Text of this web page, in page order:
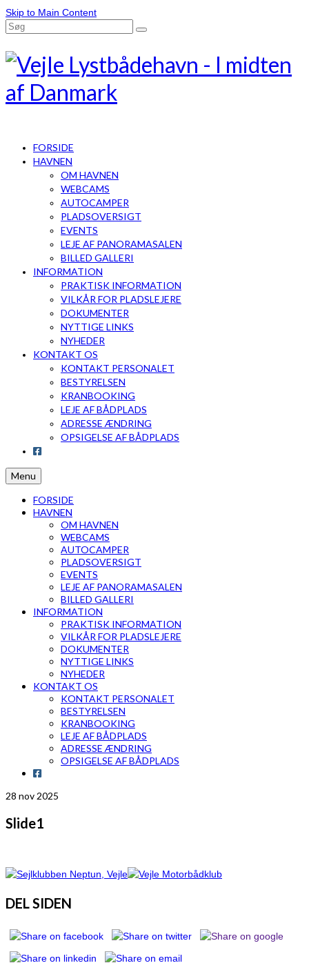
Skip to Main Content
FORSIDE
HAVNEN
OM HAVNEN
WEBCAMS
AUTOCAMPER
PLADSOVERSIGT
EVENTS
LEJE AF PANORAMASALEN
BILLED GALLERI
INFORMATION
PRAKTISK INFORMATION
VILKÅR FOR PLADSLEJERE
DOKUMENTER
NYTTIGE LINKS
NYHEDER
KONTAKT OS
KONTAKT PERSONALET
BESTYRELSEN
KRANBOOKING
LEJE AF BÅDPLADS
ADRESSE ÆNDRING
OPSIGELSE AF BÅDPLADS
Menu
FORSIDE
HAVNEN
OM HAVNEN
WEBCAMS
AUTOCAMPER
PLADSOVERSIGT
EVENTS
LEJE AF PANORAMASALEN
BILLED GALLERI
INFORMATION
PRAKTISK INFORMATION
VILKÅR FOR PLADSLEJERE
DOKUMENTER
NYTTIGE LINKS
NYHEDER
KONTAKT OS
KONTAKT PERSONALET
BESTYRELSEN
KRANBOOKING
LEJE AF BÅDPLADS
ADRESSE ÆNDRING
OPSIGELSE AF BÅDPLADS
28 nov 2025
Slide1
DEL SIDEN